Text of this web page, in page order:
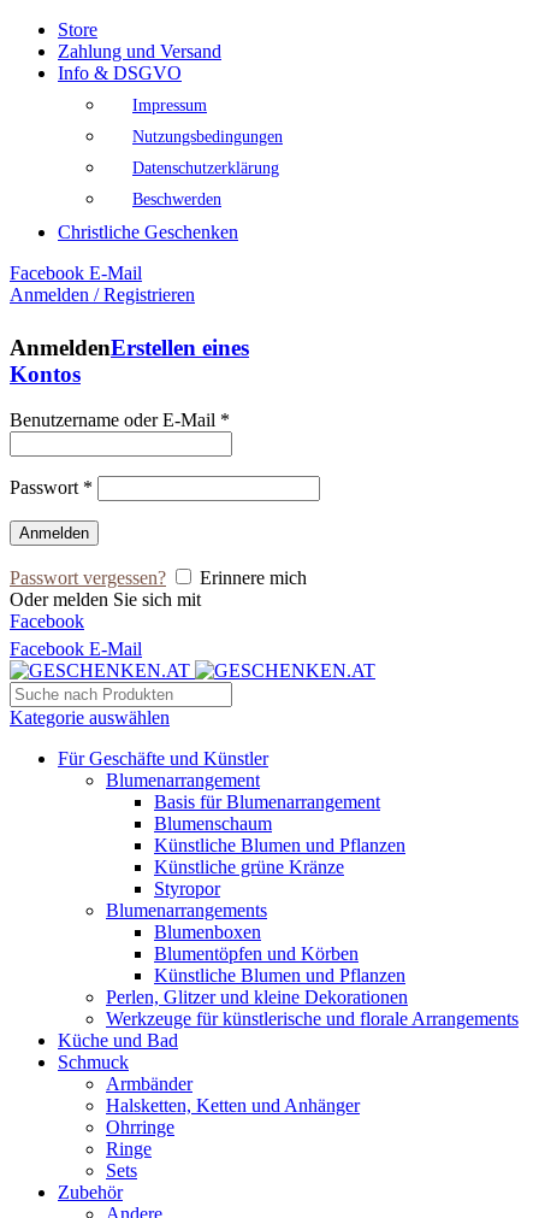
Store
Zahlung und Versand
Info & DSGVO
Impressum
Nutzungsbedingungen
Datenschutzerklärung
Beschwerden
Christliche Geschenken
Facebook E-Mail
Anmelden / Registrieren
AnmeldenErstellen eines
Kontos
Benutzername oder E-Mail *
Passwort *
Anmelden
Passwort vergessen?
Erinnere mich
Oder melden Sie sich mit
Facebook
Facebook E-Mail
Kategorie auswählen
Für Geschäfte und Künstler
Blumenarrangement
Basis für Blumenarrangement
Blumenschaum
Künstliche Blumen und Pflanzen
Künstliche grüne Kränze
Styropor
Blumenarrangements
Blumenboxen
Blumentöpfen und Körben
Künstliche Blumen und Pflanzen
Perlen, Glitzer und kleine Dekorationen
Werkzeuge für künstlerische und florale Arrangements
Küche und Bad
Schmuck
Armbänder
Halsketten, Ketten und Anhänger
Ohrringe
Ringe
Sets
Zubehör